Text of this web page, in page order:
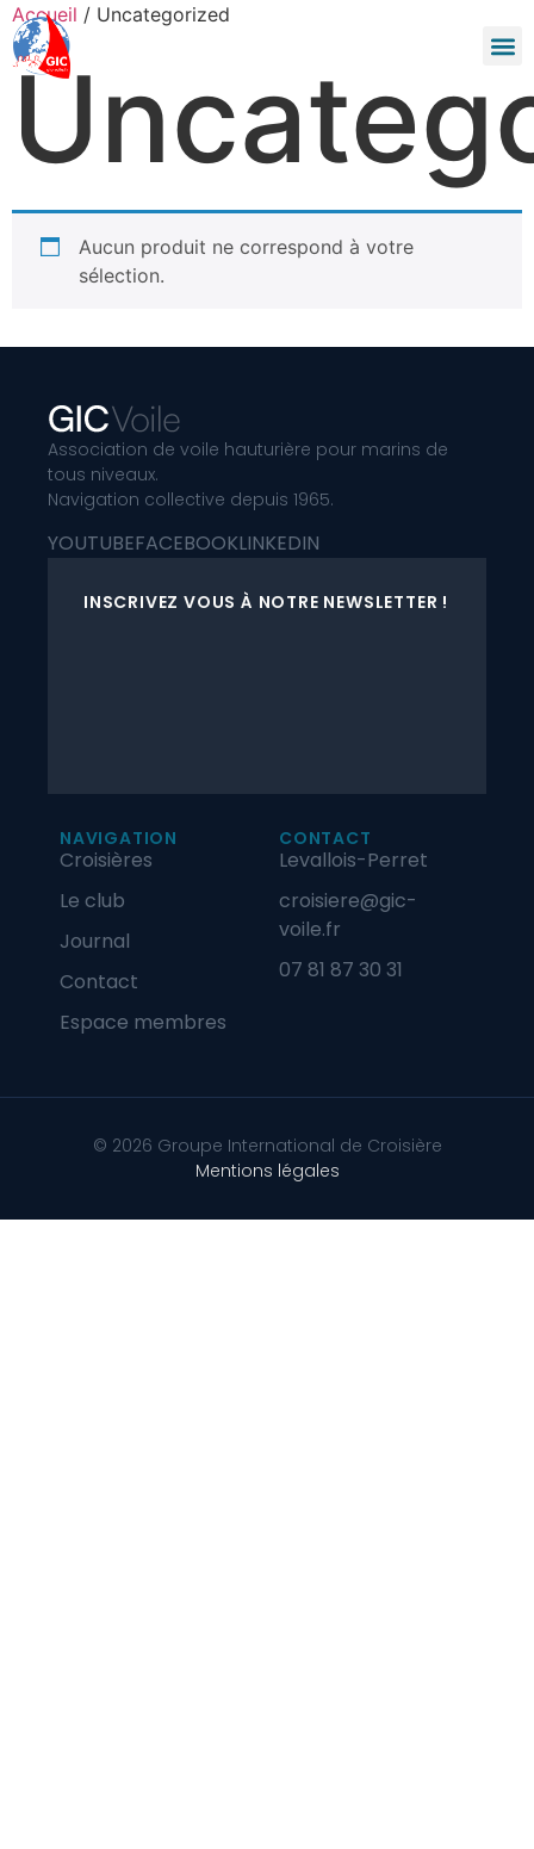
Accueil / Uncategorized
Aucun produit ne correspond à votre
sélection.
Association de voile hauturière pour marins de
tous niveaux.
Navigation collective depuis 1965.
YOUTUBEFACEBOOKLINKEDIN
INSCRIVEZ VOUS À NOTRE NEWSLETTER !
NAVIGATION
Croisières
Le club
Journal
Contact
Espace membres
CONTACT
Levallois-Perret
croisiere@gic-
voile.fr
07 81 87 30 31
© 2026 Groupe International de Croisière
Mentions légales